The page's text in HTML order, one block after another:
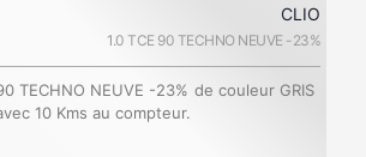
CLIO
1.0 TCE 90 TECHNO NEUVE -23%
TECHNO NEUVE -23% de couleur GRIS
10 Kms au compteur.